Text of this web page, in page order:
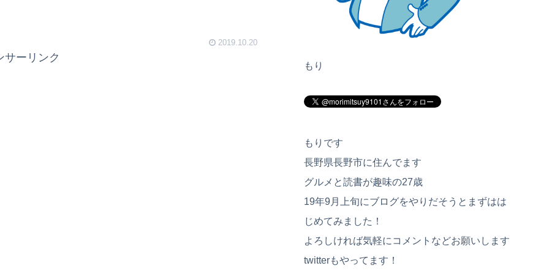
2019.10.20
サーリンク
もり
もりです
長野県長野市に住んでます
グルメと読書が趣味の27歳
19年9月上旬にブログをやりだそうとまずはは
じめてみました！
よろしければ気軽にコメントなどお願いします
twitterもやってます！